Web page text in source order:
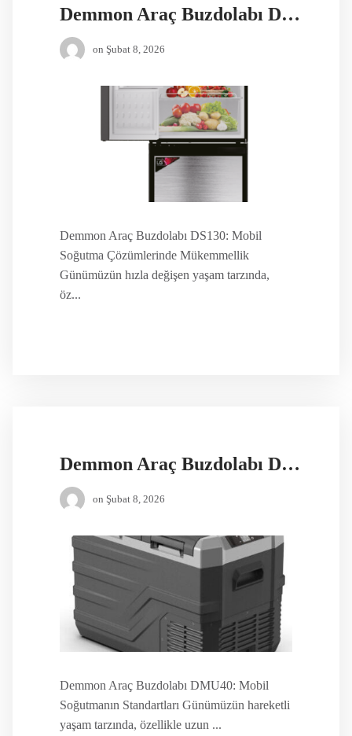
Demmon Araç Buzdolabı DS130
on Şubat 8, 2026
Demmon Araç Buzdolabı DS130: Mobil
Soğutma Çözümlerinde Mükemmellik
Günümüzün hızla değişen yaşam tarzında,
öz...
Demmon Araç Buzdolabı DMU40
on Şubat 8, 2026
Demmon Araç Buzdolabı DMU40: Mobil
Soğutmanın Standartları Günümüzün hareketli
yaşam tarzında, özellikle uzun ...